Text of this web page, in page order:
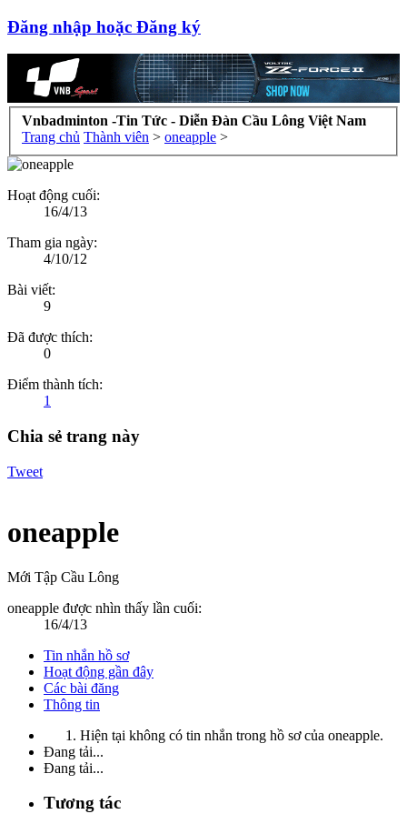
Đăng nhập hoặc Đăng ký
Vnbadminton -Tin Tức - Diễn Đàn Cầu Lông Việt Nam
Trang chủ Thành viên > oneapple >
Hoạt động cuối:
16/4/13
Tham gia ngày:
4/10/12
Bài viết:
9
Đã được thích:
0
Điểm thành tích:
1
Chia sẻ trang này
Tweet
oneapple
Mới Tập Cầu Lông
oneapple được nhìn thấy lần cuối:
16/4/13
Tin nhắn hồ sơ
Hoạt động gần đây
Các bài đăng
Thông tin
Hiện tại không có tin nhắn trong hồ sơ của oneapple.
Đang tải...
Đang tải...
Tương tác